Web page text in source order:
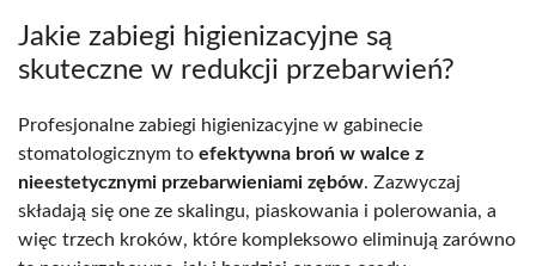
Jakie zabiegi higienizacyjne są
skuteczne w redukcji przebarwień?
Profesjonalne zabiegi higienizacyjne w gabinecie
stomatologicznym to efektywna broń w walce z
nieestetycznymi przebarwieniami zębów. Zazwyczaj
składają się one ze skalingu, piaskowania i polerowania, a
więc trzech kroków, które kompleksowo eliminują zarówno